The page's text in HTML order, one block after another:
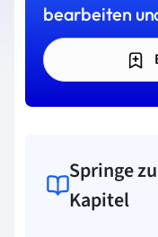
bearbeiten
Springe
Kapitel